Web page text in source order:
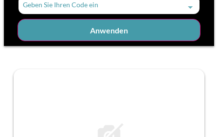
Geben Sie Ihren Code ein
Anwenden
Unsere Angebote im Zimmer